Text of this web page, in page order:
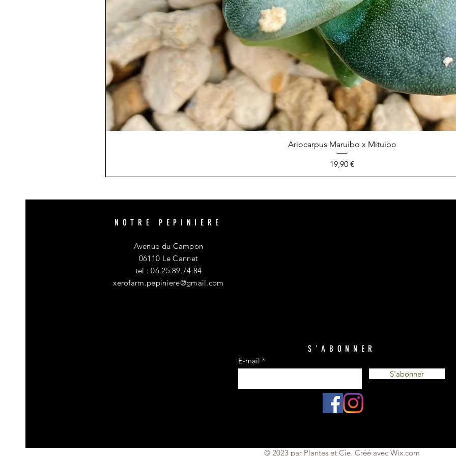
Ariocarpus Maruibo x Mituibo
Prix
19,90 €
NOTRE PEPINIERE
Avenue du Campon
06110 Le Cannet
tel : 06.25.89.74.84
xerofarm.pepiniere@gmail.com
S'ABONNER
E-mail
S'abonner
© 2023 par Plantes et Cie. Créé avec Wix.com